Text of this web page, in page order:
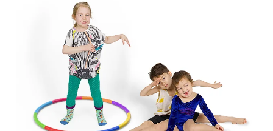
Übungen sondern wie ein Spiel anfühlt. Durch all
das werden die Zwutschgerl ihren eigenen
einzigartigen Tanzstil entdecken und was ihr
Körper leisten kann. Also komm, lass uns tanzen!